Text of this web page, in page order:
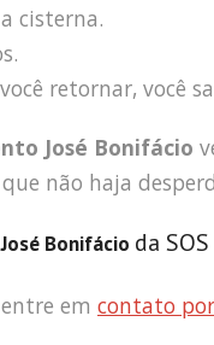
cisterna.
retornar, você
José Bonifácio
não haja
Bonifácio da
em contato